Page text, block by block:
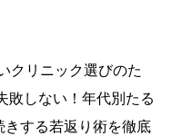
クリニック選びのた
敗しない！年代別たる
する若返り術を徹底